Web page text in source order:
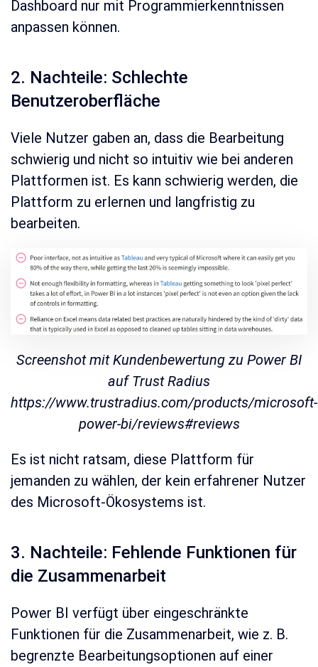
Dashboard nur mit Programmierkenntnissen
anpassen können.
2. Nachteile: Schlechte
Benutzeroberfläche
Viele Nutzer gaben an, dass die Bearbeitung
schwierig und nicht so intuitiv wie bei anderen
Plattformen ist. Es kann schwierig werden, die
Plattform zu erlernen und langfristig zu
bearbeiten.
Screenshot mit Kundenbewertung zu Power BI
auf Trust Radius
https://www.trustradius.com/products/microsoft-
power-bi/reviews#reviews
Es ist nicht ratsam, diese Plattform für
jemanden zu wählen, der kein erfahrener Nutzer
des Microsoft-Ökosystems ist.
3. Nachteile: Fehlende Funktionen für
die Zusammenarbeit
Power BI verfügt über eingeschränkte
Funktionen für die Zusammenarbeit, wie z. B.
begrenzte Bearbeitungsoptionen auf einer